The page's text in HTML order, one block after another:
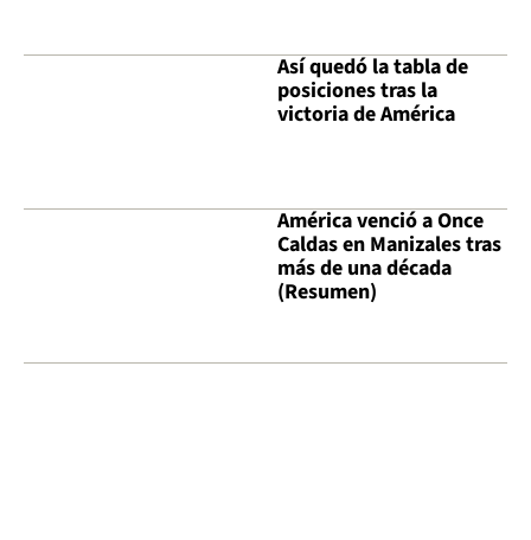
Así quedó la tabla de
posiciones tras la
victoria de América
América venció a Once
Caldas en Manizales tras
más de una década
(Resumen)